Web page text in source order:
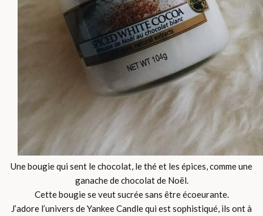
Une bougie qui sent le chocolat, le thé et les épices, comme une
ganache de chocolat de Noël.
Cette bougie se veut sucrée sans être écoeurante.
J’adore l’univers de Yankee Candle qui est sophistiqué, ils ont à